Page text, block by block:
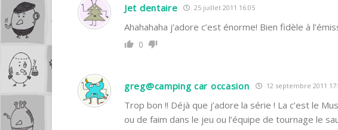
Jet dentaire 25 juillet 2011 16:05
Ahahahaha j’adore c’est énorme! Bien fidèle à
0
greg@camping car occasion 12 septembre 2011
Trop bon !! Déjà que j’adore la série ! La c’est le
ou de faim dans le jeu ou l’équipe de tournage le